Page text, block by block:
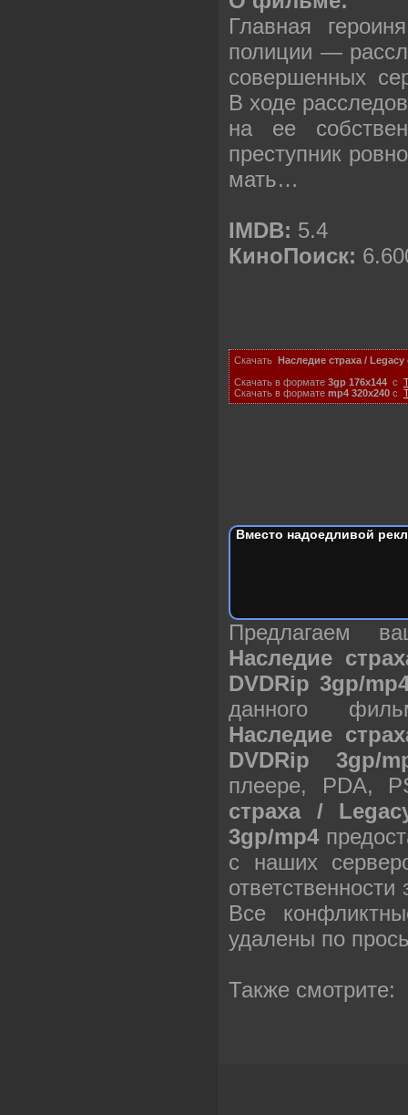
Главная
полиции —
совершенных
В ходе
на ее
преступник
мать…
IMDB: 5.4
КиноПоиск:
Скачать Наследие страха /
Скачать в формате 3gp 176x144 с
Скачать в формате mp4 320x240 с
Вместо надоедливой
Предлагаем
Наследие
DVDRip 3gp/
данного
Наследие
DVDRip 3gp/
плеере, PDA,
страха /
3gp/mp4
с наших
Все
удалены по
Также смотрите: